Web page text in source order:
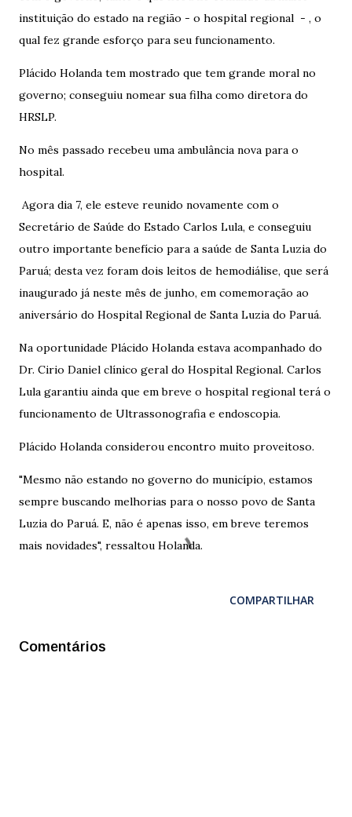
instituição do estado na região - o hospital regional - , o
qual fez grande esforço para seu funcionamento.
Plácido Holanda tem mostrado que tem grande moral no
governo; conseguiu nomear sua filha como diretora do
HRSLP.
No mês passado recebeu uma ambulância nova para o
hospital.
Agora dia 7, ele esteve reunido novamente com o
Secretário de Saúde do Estado Carlos Lula, e conseguiu
outro importante benefício para a saúde de Santa Luzia do
Paruá; desta vez foram dois leitos de hemodiálise, que será
inaugurado já neste mês de junho, em comemoração ao
aniversário do Hospital Regional de Santa Luzia do Paruá.
Na oportunidade Plácido Holanda estava acompanhado do
Dr. Cirio Daniel clínico geral do Hospital Regional. Carlos
Lula garantiu ainda que em breve o hospital regional terá o
funcionamento de Ultrassonografia e endoscopia.
Plácido Holanda considerou encontro muito proveitoso.
"Mesmo não estando no governo do município, estamos
sempre buscando melhorias para o nosso povo de Santa
Luzia do Paruá. E, não é apenas isso, em breve teremos
mais novidades", ressaltou Holanda.
COMPARTILHAR
Comentários